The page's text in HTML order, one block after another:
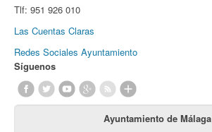
Tlf: 951 926 010
Las Cuentas Claras
Redes Sociales Ayuntamiento
Síguenos
Ayuntamiento de Málaga